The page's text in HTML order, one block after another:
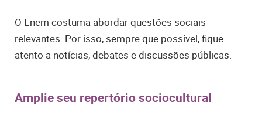
O Enem costuma abordar questões sociais
relevantes. Por isso, sempre que possível, fique
atento a notícias, debates e discussões públicas.
Amplie seu repertório sociocultural